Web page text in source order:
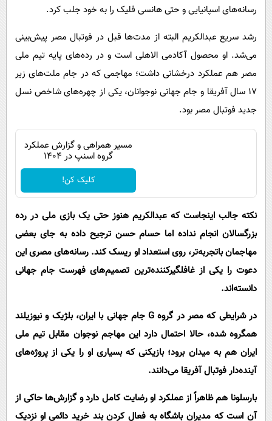
رسانه‌های اسپانیایی و حتی هانسی فلیک را به خود جلب کرد.
رشد سریع عبدالکریم البته از مدت‌ها قبل در فوتبال مصر پیش‌بینی
می‌شد. او محصول آکادمی الاهلی است و در رده‌های پایه تیم ملی
مصر هم عملکرد درخشانی داشت؛ مهاجمی که در جام ملت‌های زیر
۱۷ سال آفریقا و جام جهانی نوجوانان، یکی از چهره‌های شاخص نسل
جدید فوتبال مصر بود.
مسیر همراهی و گزارش عملکرد
گروه اسنپ در ۱۴۰۴
کلیک کن!
نکته جالب اینجاست که عبدالکریم هنوز حتی یک بازی ملی در رده
بزرگسالان انجام نداده اما حسام حسن ترجیح داده به جای بعضی
مهاجمان باتجربه‌تر، روی استعداد او ریسک کند. رسانه‌های مصری این
دعوت را یکی از غافلگیرکننده‌ترین تصمیم‌های فهرست جام جهانی
دانسته‌اند.
در شرایطی که مصر در گروه G جام جهانی با ایران، بلژیک و نیوزیلند
همگروه شده، حالا احتمال دارد این مهاجم نوجوان مقابل تیم ملی
ایران هم به میدان برود؛ بازیکنی که بسیاری او را یکی از پروژه‌های
آینده‌دار فوتبال آفریقا می‌دانند.
بارسلونا هم ظاهراً از عملکرد او رضایت کامل دارد و گزارش‌ها حاکی از
آن است که مدیران باشگاه به فعال کردن بند خرید دائمی او نزدیک